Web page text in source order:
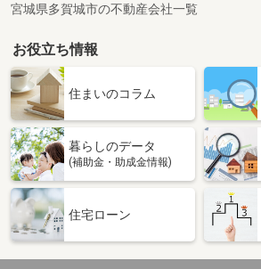
宮城県多賀城市の不動産会社一覧
お役立ち情報
住まいのコラム
暮らしのデータ
(補助金・助成金情報)
住宅ローン